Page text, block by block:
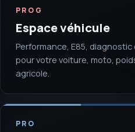
PROG
Espace véhicule
Performance, E85,
pour votre voiture, moto,
agricole.
PRO